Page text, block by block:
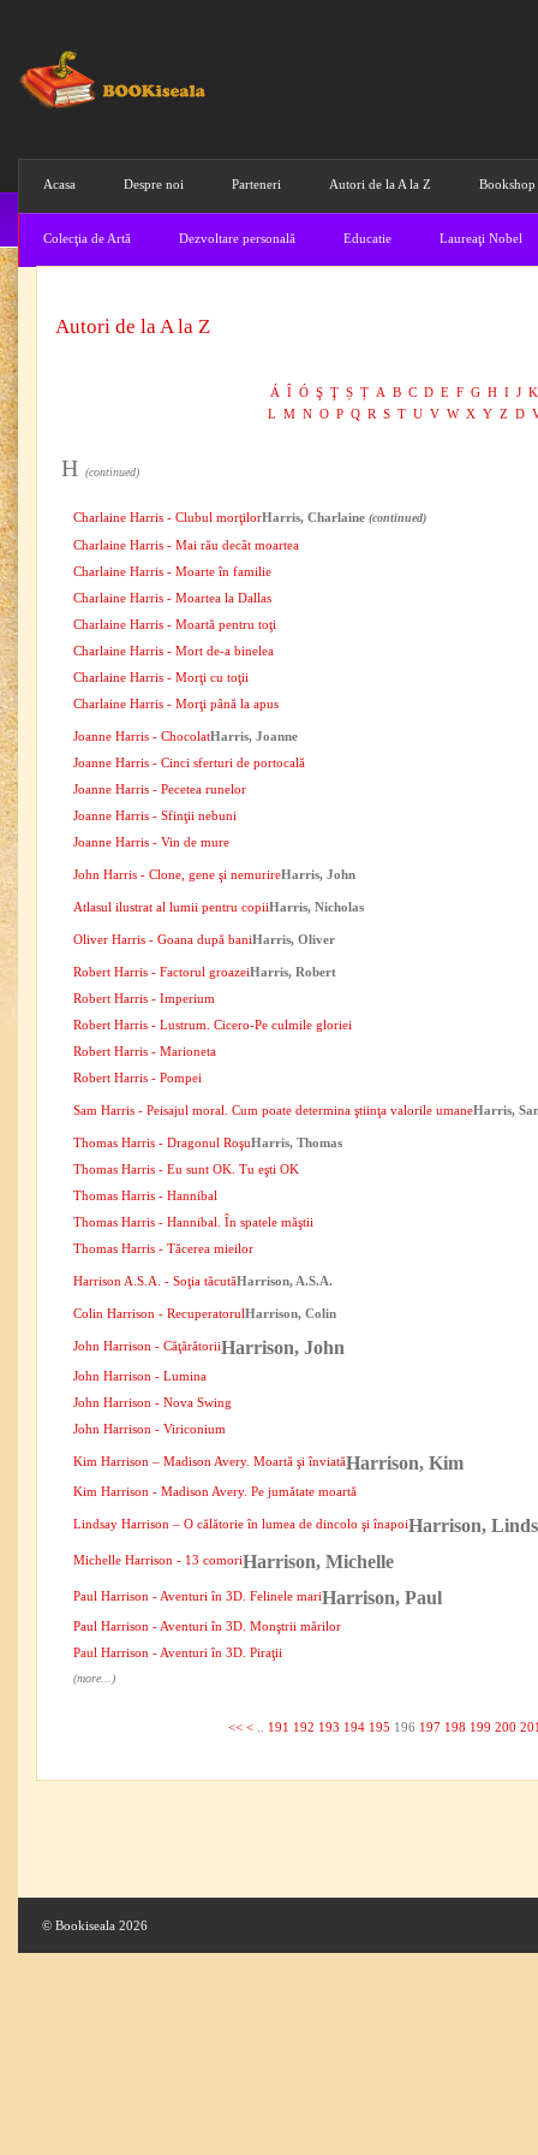
Acasa Despre noi Parteneri Autori de la A la Z Bookshop
Colecţia de Artă Dezvoltare personală Educatie Laureaţi Nobel
Autori de la A la Z
Á Î Ó Ş Ţ Ș Ț A B C D E F G H I J K
L M N O P Q R S T U V W X Y Z D
H (continued)
Harris, Charlaine (continued)
Charlaine Harris - Clubul morţilor
Charlaine Harris - Mai rău decât moartea
Charlaine Harris - Moarte în familie
Charlaine Harris - Moartea la Dallas
Charlaine Harris - Moartă pentru toţi
Charlaine Harris - Mort de-a binelea
Charlaine Harris - Morţi cu toţii
Charlaine Harris - Morţi până la apus
Harris, Joanne
Joanne Harris - Chocolat
Joanne Harris - Cinci sferturi de portocală
Joanne Harris - Pecetea runelor
Joanne Harris - Sfinţii nebuni
Joanne Harris - Vin de mure
Harris, John
John Harris - Clone, gene şi nemurire
Harris, Nicholas
Atlasul ilustrat al lumii pentru copii
Harris, Oliver
Oliver Harris - Goana după bani
Harris, Robert
Robert Harris - Factorul groazei
Robert Harris - Imperium
Robert Harris - Lustrum. Cicero-Pe culmile gloriei
Robert Harris - Marioneta
Robert Harris - Pompei
Harris,
Sam Harris - Peisajul moral. Cum poate determina ştiinţa valorile umane
Harris, Thomas
Thomas Harris - Dragonul Roşu
Thomas Harris - Eu sunt OK. Tu eşti OK
Thomas Harris - Hannibal
Thomas Harris - Hannibal. În spatele măştii
Thomas Harris - Tăcerea mieilor
Harrison, A.S.A.
Harrison A.S.A. - Soţia tăcută
Harrison, Colin
Colin Harrison - Recuperatorul
Harrison, John
John Harrison - Căţărătorii
John Harrison - Lumina
John Harrison - Nova Swing
John Harrison - Viriconium
Harrison, Kim
Kim Harrison – Madison Avery. Moartă şi înviată
Kim Harrison - Madison Avery. Pe jumătate moartă
Harrison,
Lindsay Harrison – O călătorie în lumea de dincolo şi înapoi
Harrison, Michelle
Michelle Harrison - 13 comori
Harrison, Paul
Paul Harrison - Aventuri în 3D. Felinele mari
Paul Harrison - Aventuri în 3D. Monştrii mărilor
Paul Harrison - Aventuri în 3D. Piraţii
(more...)
<< <.. 191 192 193 194 195 196 197 198 199 200
© Bookiseala 2026